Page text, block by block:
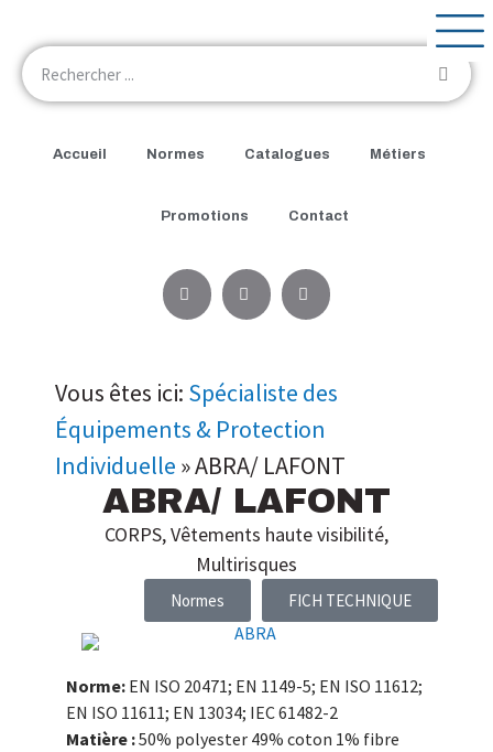
Accueil Normes Catalogues Métiers
Promotions Contact
Vous êtes ici: Spécialiste des
Équipements & Protection
Individuelle »ABRA/ LAFONT
ABRA/ LAFONT
CORPS,Vêtements haute visibilité,
Multirisques
Normes FICH TECHNIQUE
Norme: EN ISO 20471; EN 1149-5; EN ISO 11612;
EN ISO 11611; EN 13034; IEC 61482-2
Matière :50% polyester 49% coton 1% fibre